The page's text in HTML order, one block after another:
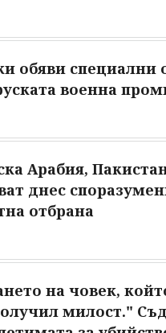
обяви специални
военна
Арабия,
днес
отбрана
на човек,
милост."